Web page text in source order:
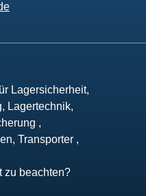
Lagersicherheit,
Lagertechnik,
,
Transporter ,
zu beachten?